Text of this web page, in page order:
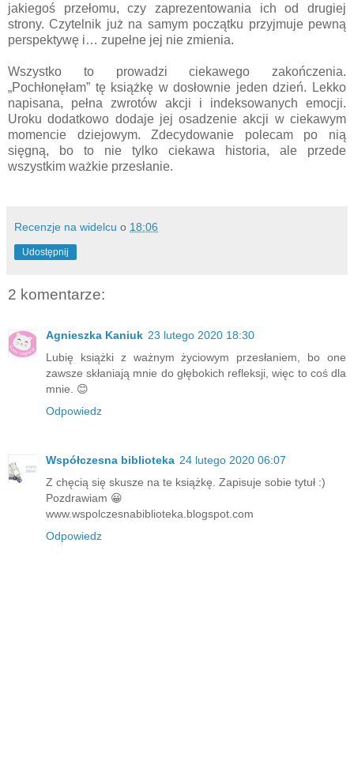
jakiegoś przełomu, czy zaprezentowania ich od drugiej
strony. Czytelnik już na samym początku przyjmuje pewną
perspektywę i… zupełne jej nie zmienia.
Wszystko to prowadzi ciekawego zakończenia.
„Pochłonęłam” tę książkę w dosłownie jeden dzień. Lekko
napisana, pełna zwrotów akcji i indeksowanych emocji.
Uroku dodatkowo dodaje jej osadzenie akcji w ciekawym
momencie dziejowym. Zdecydowanie polecam po nią
sięgną, bo to nie tylko ciekawa historia, ale przede
wszystkim ważkie przesłanie.
Recenzje na widelcu o 18:06
Udostępnij
2 komentarze:
Agnieszka Kaniuk 23 lutego 2020 18:30
Lubię książki z ważnym życiowym przesłaniem, bo one
zawsze skłaniają mnie do głębokich refleksji, więc to coś dla
mnie. 😊
Odpowiedz
Współczesna biblioteka 24 lutego 2020 06:07
Z chęcią się skusze na te książkę. Zapisuje sobie tytuł :)
Pozdrawiam 😀
www.wspolczesnabiblioteka.blogspot.com
Odpowiedz